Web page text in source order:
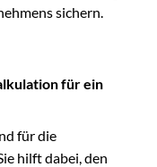
sichern.
für ein
für die
hilft dabei, den